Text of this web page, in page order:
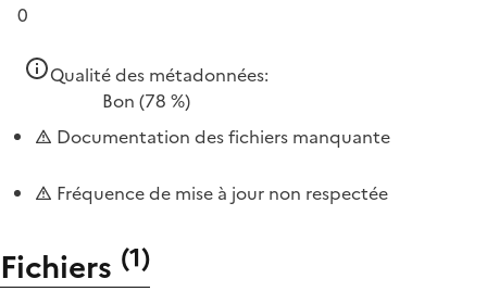
0
Qualité des métadonnées:
Bon (78 %)
Documentation des fichiers manquante
Fréquence de mise à jour non respectée
Fichiers (1)